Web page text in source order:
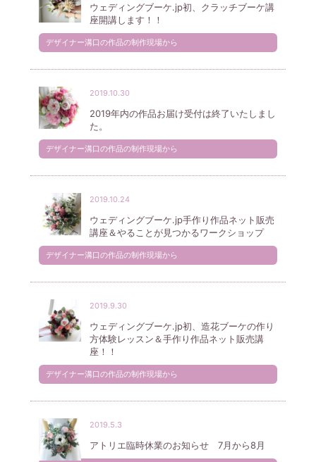
ウェディングブーケ.jp初、クラッチブーケ講
座開講します！！
デザイナー溝口の作品の制作現場から
2019.10.30
2019年内の作品お届け受付は終了いたしまし
た。
デザイナー溝口の作品の制作現場から
2019.10.24
ウェディングブーケ.jp手作り作品ネット販売
講座＆やることが見つかるワークショップ
デザイナー溝口の作品の制作現場から
2019.9.30
ウェディングブーケ.jp初、造花ブーケの作り
方体験レッスン＆手作り作品ネット販売講
座！！
デザイナー溝口の作品の制作現場から
2019.5.3
アトリエ臨時休業のお知らせ 7月から8月